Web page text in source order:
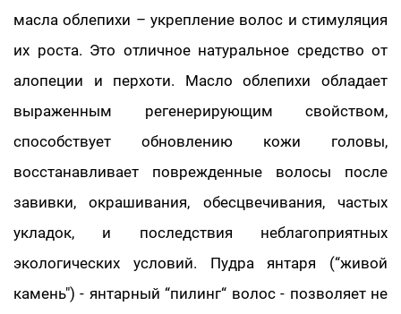
масла облепихи – укрепление волос и стимуляция
их роста. Это отличное натуральное средство от
алопеции и перхоти. Масло облепихи обладает
выраженным регенерирующим свойством,
способствует обновлению кожи головы,
восстанавливает поврежденные волосы после
завивки, окрашивания, обесцвечивания, частых
укладок, и последствия неблагоприятных
экологических условий. Пудра янтаря (“живой
камень") - янтарный “пилинг“ волос - позволяет не